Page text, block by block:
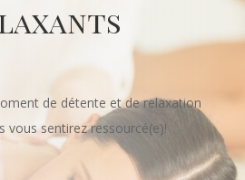
de détente et de relaxation
vous sentirez ressourcé(e)!